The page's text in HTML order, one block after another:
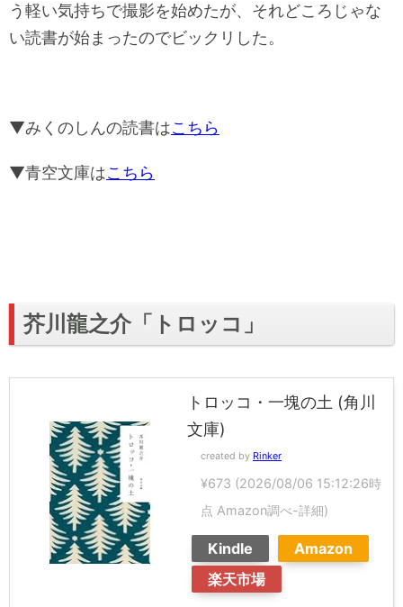
う軽い気持ちで撮影を始めたが、それどころじゃな
い読書が始まったのでビックリした。
▼みくのしんの読書はこちら
▼青空文庫はこちら
芥川龍之介「トロッコ」
トロッコ・一塊の土 (角川
文庫)
created by Rinker
¥673 (2026/08/06 15:12:26時
点 Amazon調べ-詳細)
Kindle
Amazon
楽天市場